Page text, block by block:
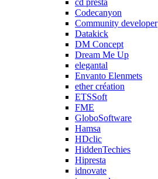
Codecanyon
Community developer
Datakick
DM Concept
Dream Me Up
elegantal
Envanto Elenmets
ether création
ETSSoft
FME
GloboSoftware
Hamsa
HDclic
HiddenTechies
Hipresta
idnovate